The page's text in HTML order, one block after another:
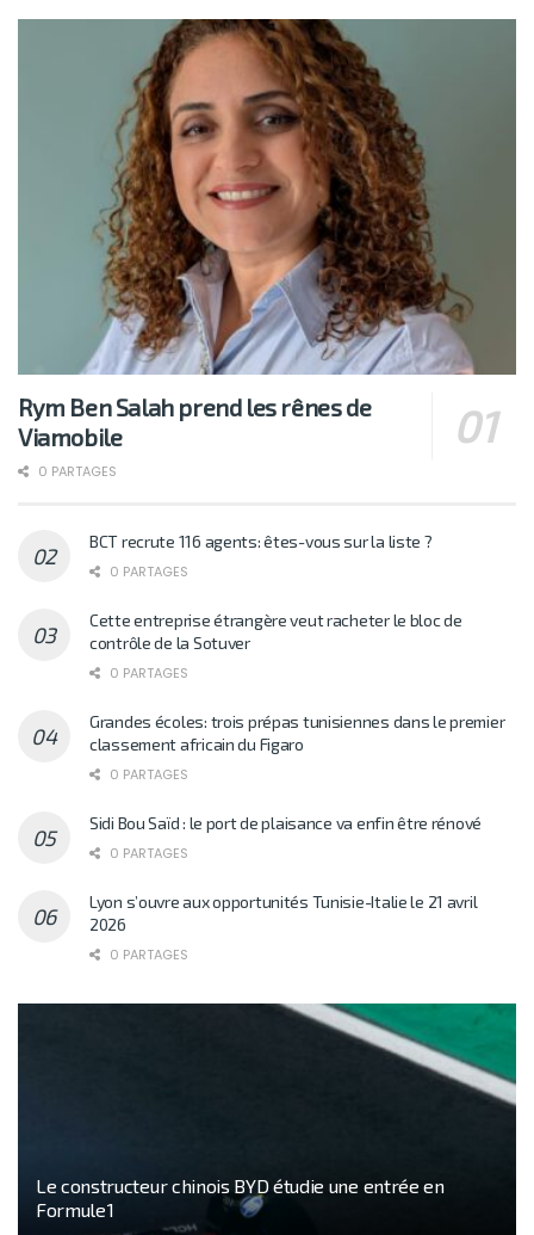
Rym Ben Salah prend les rênes de
Viamobile
0 PARTAGES
BCT recrute 116 agents: êtes-vous sur la liste ?
0 PARTAGES
Cette entreprise étrangère veut racheter le bloc de
contrôle de la Sotuver
0 PARTAGES
Grandes écoles: trois prépas tunisiennes dans le premier
classement africain du Figaro
0 PARTAGES
Sidi Bou Saïd : le port de plaisance va enfin être rénové
0 PARTAGES
Lyon s’ouvre aux opportunités Tunisie-Italie le 21 avril
2026
0 PARTAGES
Le constructeur chinois BYD étudie une entrée en
Formule 1